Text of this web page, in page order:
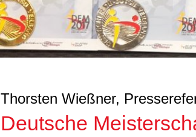
Thorsten Wießner,
Deutsche